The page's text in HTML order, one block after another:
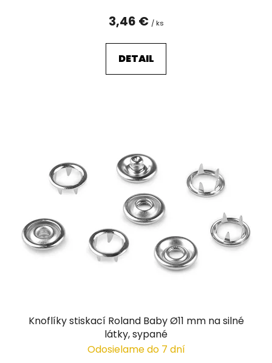
3,46 € / ks
DETAIL
Knoflíky stiskací Roland Baby Ø11 mm na silné
látky, sypané
Odosielame do 7 dní